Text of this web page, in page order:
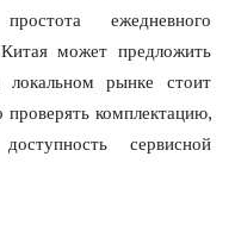
ежедневного
может предложить
рынке стоит
комплектацию,
сервисной